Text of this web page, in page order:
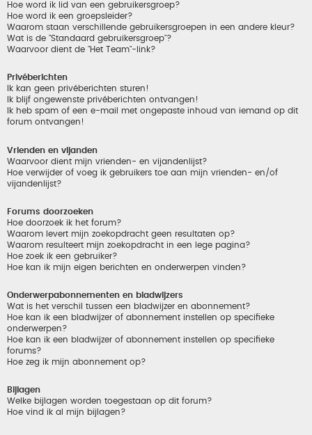
Hoe word ik lid van een gebruikersgroep?
Hoe word ik een groepsleider?
Waarom staan verschillende gebruikersgroepen in een andere kleur?
Wat is de "Standaard gebruikersgroep"?
Waarvoor dient de "Het Team"-link?
Privéberichten
Ik kan geen privéberichten sturen!
Ik blijf ongewenste privéberichten ontvangen!
Ik heb spam of een e-mail met ongepaste inhoud van iemand op dit
forum ontvangen!
Vrienden en vijanden
Waarvoor dient mijn vrienden- en vijandenlijst?
Hoe verwijder of voeg ik gebruikers toe aan mijn vrienden- en/of
vijandenlijst?
Forums doorzoeken
Hoe doorzoek ik het forum?
Waarom levert mijn zoekopdracht geen resultaten op?
Waarom resulteert mijn zoekopdracht in een lege pagina?
Hoe zoek ik een gebruiker?
Hoe kan ik mijn eigen berichten en onderwerpen vinden?
Onderwerpabonnementen en bladwijzers
Wat is het verschil tussen een bladwijzer en abonnement?
Hoe kan ik een bladwijzer of abonnement instellen op specifieke
onderwerpen?
Hoe kan ik een bladwijzer of abonnement instellen op specifieke
forums?
Hoe zeg ik mijn abonnement op?
Bijlagen
Welke bijlagen worden toegestaan op dit forum?
Hoe vind ik al mijn bijlagen?